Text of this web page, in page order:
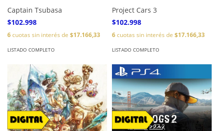
Captain Tsubasa
$102.998
6cuotas sin interés de $17.166,33
LISTADO COMPLETO
Project Cars 3
$102.998
6cuotas sin interés de $17.166,33
LISTADO COMPLETO